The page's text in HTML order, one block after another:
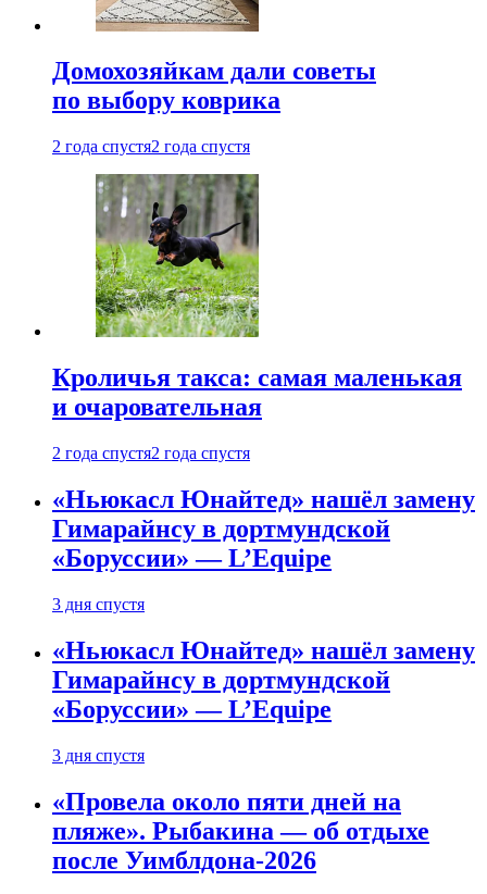
Домохозяйкам дали советы
по выбору коврика
2 года спустя2 года спустя
Кроличья такса: самая маленькая
и очаровательная
2 года спустя2 года спустя
«Ньюкасл Юнайтед» нашёл замену
Гимарайнсу в дортмундской
«Боруссии» — L’Equipe
3 дня спустя
«Ньюкасл Юнайтед» нашёл замену
Гимарайнсу в дортмундской
«Боруссии» — L’Equipe
3 дня спустя
«Провела около пяти дней на
пляже». Рыбакина — об отдыхе
после Уимблдона-2026